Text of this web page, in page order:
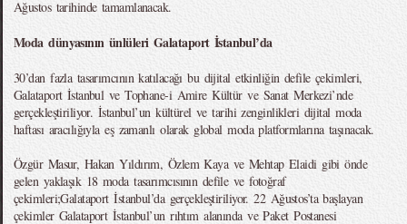
Ağustos tarihinde tamamlanacak.
Moda dünyasının ünlüleri Galataport İstanbul’da
30’dan fazla tasarımcının katılacağı bu dijital etkinliğin defile çekimleri,
Galataport İstanbul ve Tophane-i Amire Kültür ve Sanat Merkezi’nde
gerçekleştiriliyor. İstanbul’un kültürel ve tarihi zenginlikleri dijital moda
haftası aracılığıyla eş zamanlı olarak global moda platformlarına taşınacak.
Özgür Masur, Hakan Yıldırım, Özlem Kaya ve Mehtap Elaidi gibi önde
gelen yaklaşık 18 moda tasarımcısının defile ve fotoğraf
çekimleri;Galataport İstanbul’da gerçekleştiriliyor. 22 Ağustos’ta başlayan
çekimler Galataport İstanbul’un rıhtım alanında ve Paket Postanesi